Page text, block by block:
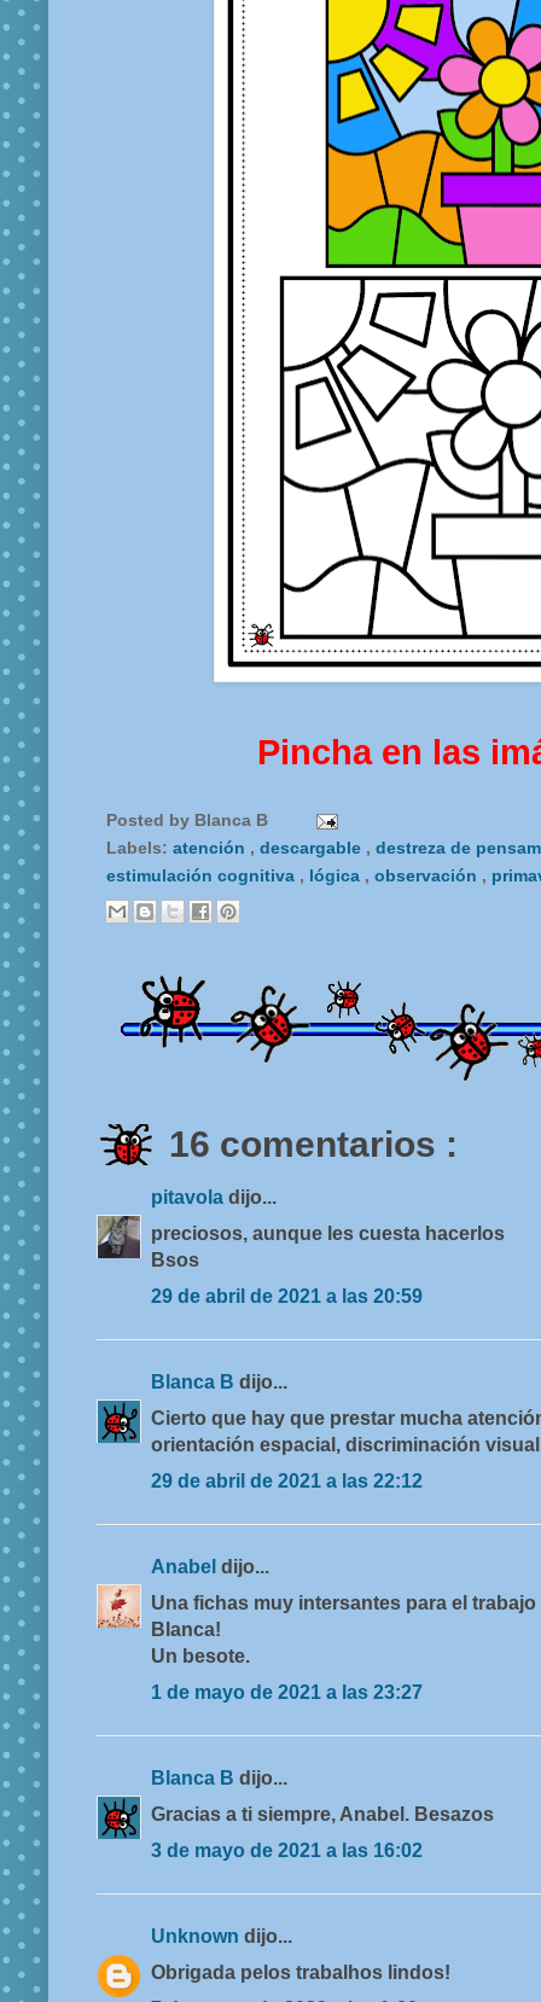
Pincha en las
Posted by Blanca B
Labels: atención , descargable , destreza de
estimulación cognitiva , lógica , observación ,
16 comentarios :
pitavola dijo...
preciosos, aunque les cuesta hacerlos
Bsos
29 de abril de 2021 a las 20:59
Blanca B dijo...
Cierto que hay que prestar mucha
orientación espacial, discriminación
29 de abril de 2021 a las 22:12
Anabel dijo...
Una fichas muy intersantes para el
Blanca!
Un besote.
1 de mayo de 2021 a las 23:27
Blanca B dijo...
Gracias a ti siempre, Anabel. Besazos
3 de mayo de 2021 a las 16:02
Unknown dijo...
Obrigada pelos trabalhos lindos!